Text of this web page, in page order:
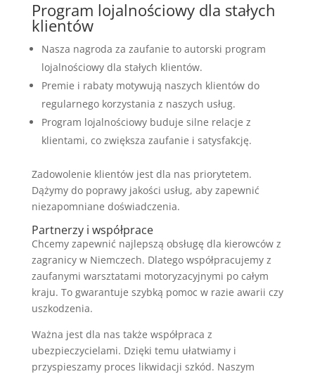
Program lojalnościowy dla stałych
klientów
Nasza nagroda za zaufanie to autorski program
lojalnościowy dla stałych klientów.
Premie i rabaty motywują naszych klientów do
regularnego korzystania z naszych usług.
Program lojalnościowy buduje silne relacje z
klientami, co zwiększa zaufanie i satysfakcję.
Zadowolenie klientów jest dla nas priorytetem.
Dążymy do poprawy jakości usług, aby zapewnić
niezapomniane doświadczenia.
Partnerzy i współprace
Chcemy zapewnić najlepszą obsługę dla kierowców z
zagranicy w Niemczech. Dlatego współpracujemy z
zaufanymi warsztatami motoryzacyjnymi po całym
kraju. To gwarantuje szybką pomoc w razie awarii czy
uszkodzenia.
Ważna jest dla nas także współpraca z
ubezpieczycielami. Dzięki temu ułatwiamy i
przyspieszamy proces likwidacji szkód. Naszym